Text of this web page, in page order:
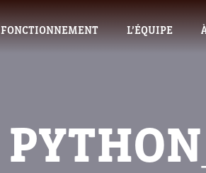
FONCTIONNEMENT L’ÉQUIPE